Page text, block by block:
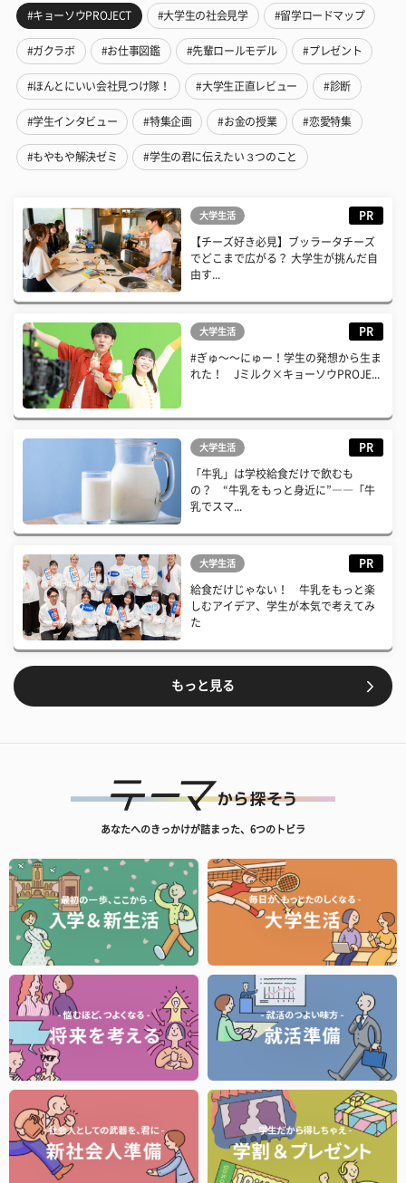
#キョーソウPROJECT #大学生の社会見学 #留学ロードマップ
#ガクラボ #お仕事図鑑 #先輩ロールモデル #プレゼント
#ほんとにいい会社見つけ隊！ #大学生正直レビュー #診断
#学生インタビュー #特集企画 #お金の授業 #恋愛特集
#もやもや解決ゼミ #学生の君に伝えたい３つのこと
大学生活 PR
【チーズ好き必見】ブッラータチーズ
でどこまで広がる？ 大学生が挑んだ自
由す...
大学生活 PR
#ぎゅ〜〜にゅー！学生の発想から生ま
れた！ Jミルク×キョーソウPROJE...
大学生活 PR
「牛乳」は学校給食だけで飲むも
の？ “牛乳をもっと身近に”――「牛
乳でスマ...
大学生活 PR
給食だけじゃない！ 牛乳をもっと楽
しむアイデア、学生が本気で考えてみ
た
もっと見る
あなたへのきっかけが詰まった、6つのトビラ